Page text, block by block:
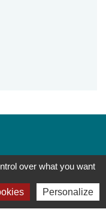
over what you want
Personalize